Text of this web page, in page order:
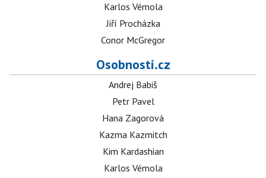
Karlos Vémola
Jiří Procházka
Conor McGregor
Osobnosti.cz
Andrej Babiš
Petr Pavel
Hana Zagorová
Kazma Kazmitch
Kim Kardashian
Karlos Vémola